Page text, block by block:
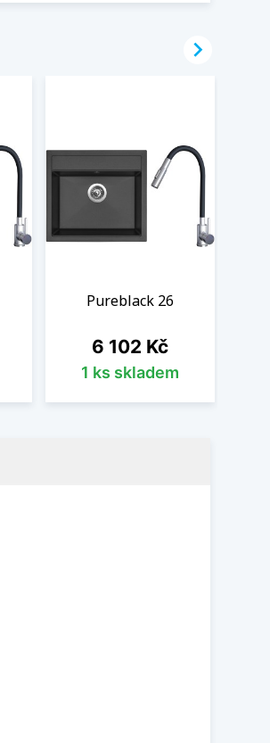
Pureblack 26
Cena
6 102 Kč
1 ks skladem
